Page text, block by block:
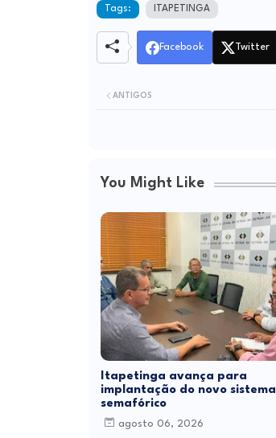
Tags: ITAPETINGA
Facebook Twitter
ANTIGOS
You Might Like
Itapetinga avança para
implantação do novo sistema
semafórico
agosto 06, 2026